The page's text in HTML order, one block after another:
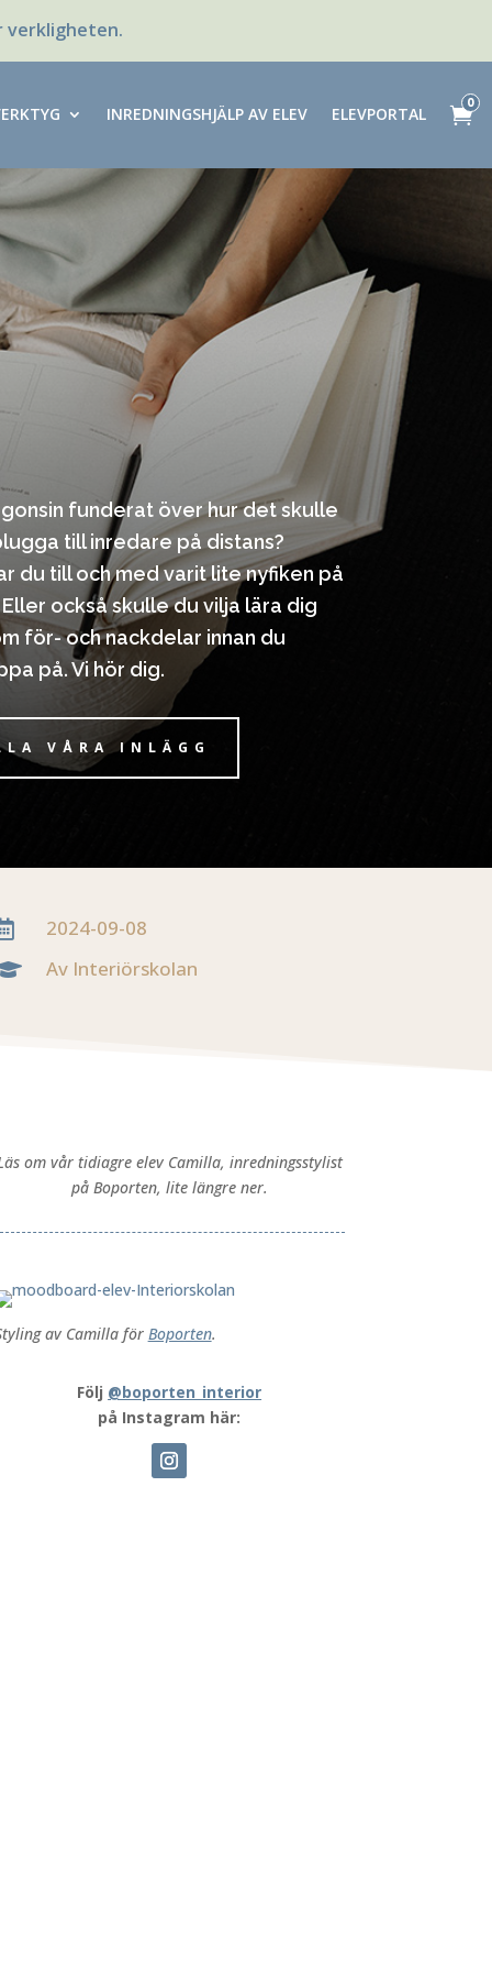
verkligheten.
INREDNINGSHJÄLP AV ELEV ELEVPORTAL
0
funderat över hur det skulle
till inredare på distans?
du till och med varit lite nyfiken på
också skulle du vilja lära dig
för- och nackdelar innan du
på. Vi hör dig.
VÅRA INLÄGG
2024-09-08
Av Interiörskolan
om vår tidiagre elev Camilla, inredningsstylist
på Boporten, lite längre ner.
av Camilla för Boporten.
Följ @boporten_interior
på Instagram här: